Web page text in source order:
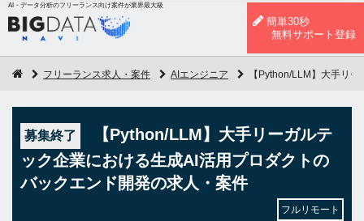
AI・データ分析のフリーランス向け案件が業界最大級
簡単30秒
無料サポート登録
フリーランス求人・案件 AIエンジニア 【Python/LLM】大手リ
募集終了
【Python/LLM】大手リーガルテ
ック企業における生成AI活用プロダクトの
バックエンド開発の求人・案件
フルリモート